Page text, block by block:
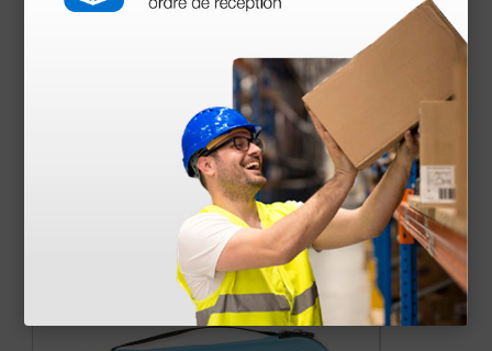
Documentos
descargables
Declaración de conformidad
más opciones